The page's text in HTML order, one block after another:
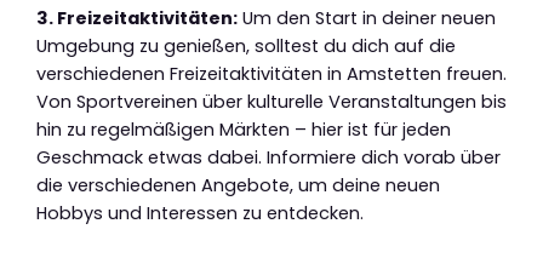
3. Freizeitaktivitäten: Um den Start in deiner neuen
Umgebung zu genießen, solltest du dich auf die
verschiedenen Freizeitaktivitäten in Amstetten freuen.
Von Sportvereinen über kulturelle Veranstaltungen bis
hin zu regelmäßigen Märkten – hier ist für jeden
Geschmack etwas dabei. Informiere dich vorab über
die verschiedenen Angebote, um deine neuen
Hobbys und Interessen zu entdecken.